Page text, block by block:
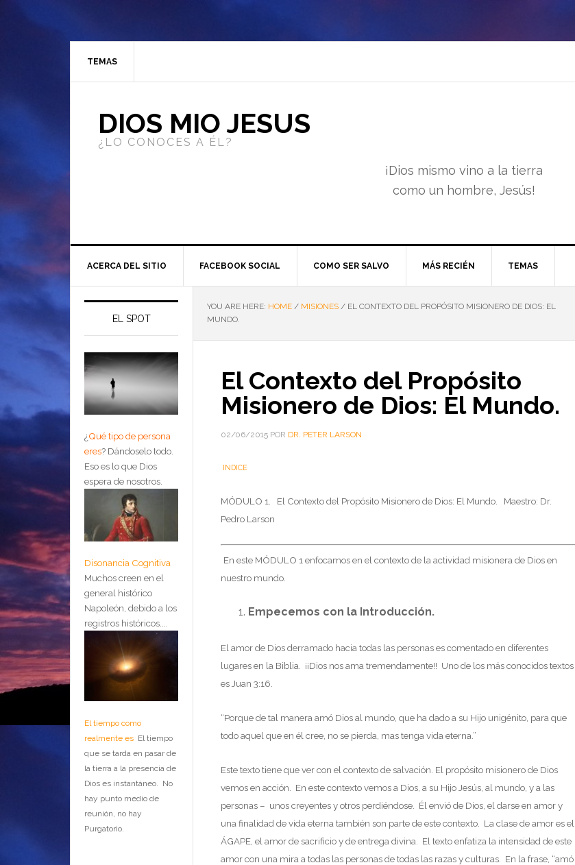
TEMAS
DIOS MIO JESUS
¿LO CONOCES A ÉL?
¡Dios mismo vino a la tierra
como un hombre, Jesús!
ACERCA DEL SITIO FACEBOOK SOCIAL COMO SER SALVO MÁS RECIÉN TEMAS
YOU ARE HERE: HOME / MISIONES / EL CONTEXTO DEL PROPÓSITO MISIONERO DE DIOS: EL
MUNDO.
El Contexto del Propósito
Misionero de Dios: El Mundo.
02/06/2015 POR DR. PETER LARSON
INDICE
MÓDULO 1. El Contexto del Propósito Misionero de Dios: El Mundo. Maestro: Dr.
Pedro Larson
En este MÓDULO 1 enfocamos en el contexto de la actividad misionera de Dios en
nuestro mundo.
Empecemos con la Introducción.
El amor de Dios derramado hacia todas las personas es comentado en diferentes
lugares en la Biblia. ¡¡Dios nos ama tremendamente!! Uno de los más conocidos textos
es Juan 3:16.
“Porque de tal manera amó Dios al mundo, que ha dado a su Hijo unigénito, para que
todo aquel que en él cree, no se pierda, mas tenga vida eterna.”
Este texto tiene que ver con el contexto de salvación. El propósito misionero de Dios
vemos en acción. En este contexto vemos a Dios, a su Hijo Jesús, al mundo, y a las
personas – unos creyentes y otros perdiéndose. Él envió de Dios, el darse en amor y
una finalidad de vida eterna también son parte de este contexto. La clase de amor es el
ÁGAPE, el amor de sacrificio y de entrega divina. El texto enfatiza la intensidad de este
amor con una mira a todas las personas de todas las razas y culturas. En la frase, “amó
EL SPOT
¿Qué tipo de persona
eres? Dándoselo todo.
Eso es lo que Dios
espera de nosotros.
Disonancia Cognitiva
Muchos creen en el
general histórico
Napoleón, debido a los
registros históricos....
El tiempo como
realmente es El tiempo
que se tarda en pasar de
la tierra a la presencia de
Dios es instantáneo. No
hay punto medio de
reunión, no hay
Purgatorio.